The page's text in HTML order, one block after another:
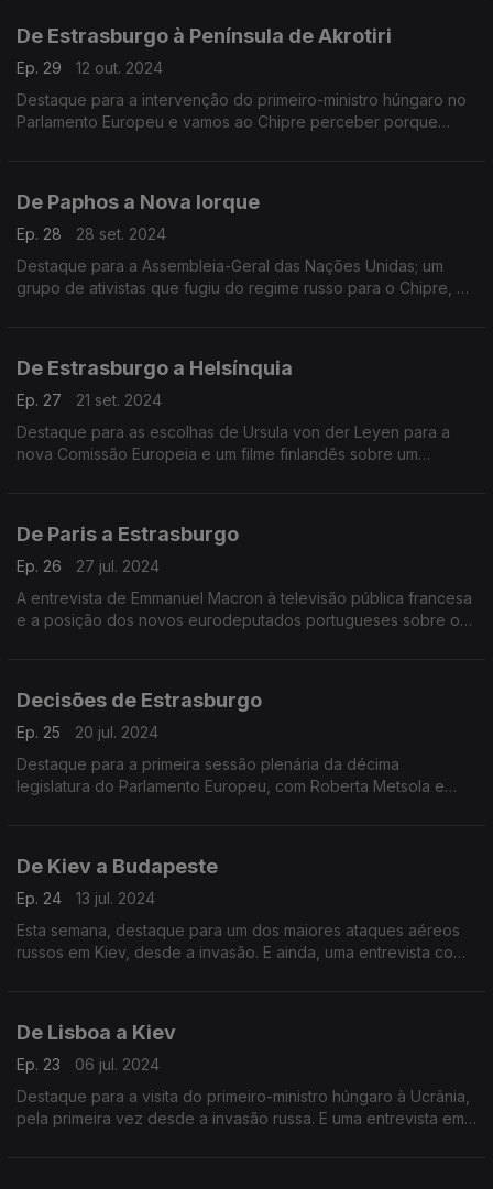
De Estrasburgo à Península de Akrotiri
Ep. 29
12 out. 2024
Destaque para a intervenção do primeiro-ministro húngaro no
Parlamento Europeu e vamos ao Chipre perceber porque
De Paphos a Nova Iorque
Ep. 28
28 set. 2024
Destaque para a Assembleia-Geral das Nações Unidas; um
grupo de ativistas que fugiu do regime russo para o Chipre, e
De Estrasburgo a Helsínquia
Ep. 27
21 set. 2024
Destaque para as escolhas de Ursula von der Leyen para a
nova Comissão Europeia e um filme finlandês sobre um
De Paris a Estrasburgo
Ep. 26
27 jul. 2024
A entrevista de Emmanuel Macron à televisão pública francesa
e a posição dos novos eurodeputados portugueses sobre o
Decisões de Estrasburgo
Ep. 25
20 jul. 2024
Destaque para a primeira sessão plenária da décima
legislatura do Parlamento Europeu, com Roberta Metsola e
De Kiev a Budapeste
Ep. 24
13 jul. 2024
Esta semana, destaque para um dos maiores ataques aéreos
russos em Kiev, desde a invasão. E ainda, uma entrevista com
De Lisboa a Kiev
Ep. 23
06 jul. 2024
Destaque para a visita do primeiro-ministro húngaro à Ucrânia,
pela primeira vez desde a invasão russa. E uma entrevista em